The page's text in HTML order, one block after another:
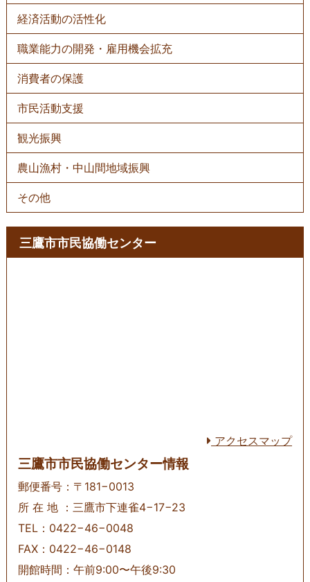
経済活動の活性化
職業能力の開発・雇用機会拡充
消費者の保護
市民活動支援
観光振興
農山漁村・中山間地域振興
その他
三鷹市市民協働センター
アクセスマップ
三鷹市市民協働センター情報
郵便番号：〒181−0013
所 在 地 ：三鷹市下連雀4−17−23
TEL：0422−46−0048
FAX：0422−46−0148
開館時間：午前9:00〜午後9:30